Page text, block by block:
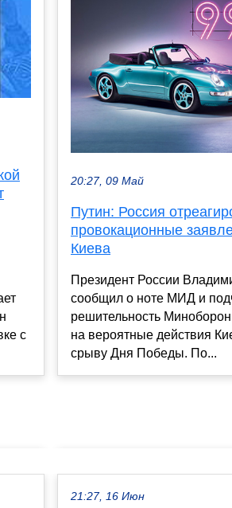
с
20:27, 09 Май
Путин: Россия
провокационные
Киева
Президент России
сообщил о ноте МИД и
решительность
на вероятные действия
срыву Дня Победы. По...
21:27, 16 Июн